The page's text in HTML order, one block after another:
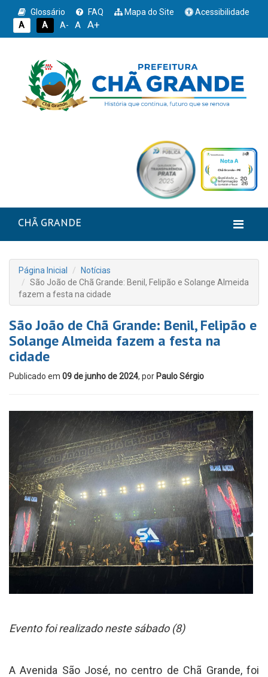
Glossário FAQ Mapa do Site
Acessibilidade
A
A A- A A+
CHÃ GRANDE
Página Inicial
Notícias
São João de Chã Grande: Benil, Felipão e Solange Almeida
fazem a festa na cidade
São João de Chã Grande: Benil, Felipão e
Solange Almeida fazem a festa na
cidade
Publicado em 09 de junho de 2024, por Paulo Sérgio
Evento foi realizado neste sábado (8)
A Avenida São José, no centro de Chã Grande, foi